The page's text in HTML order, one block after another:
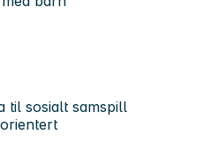
til sosialt samspill